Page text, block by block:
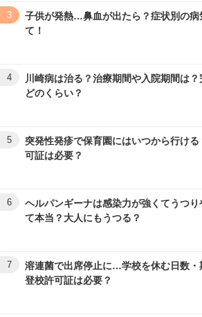
3
子供が発熱…鼻血が出たら？症状別の病
て！
4
川崎病は治る？治療期間や入院期間は？
どのくらい？
5
突発性発疹で保育園にはいつから行ける
可証は必要？
6
ヘルパンギーナは感染力が強くてうつり
て本当？大人にもうつる？
7
溶連菌で出席停止に…学校を休む日数・
登校許可証は必要？